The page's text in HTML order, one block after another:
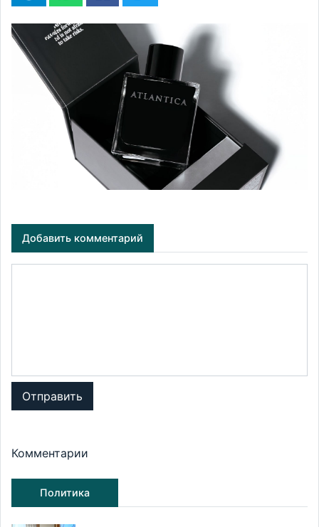
Добавить комментарий
Отправить
Комментарии
Политика